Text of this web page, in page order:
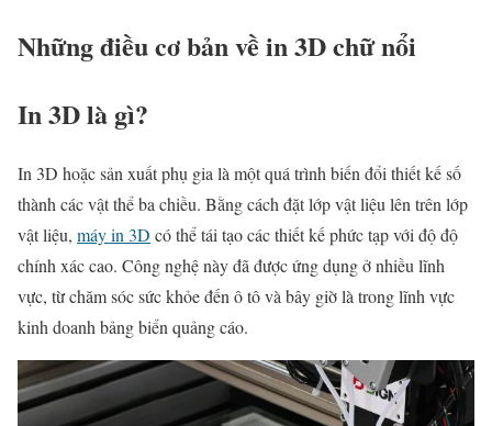
Những điều cơ bản về in 3D chữ nổi
In 3D là gì?
In 3D hoặc sản xuất phụ gia là một quá trình biến đổi thiết kế số
thành các vật thể ba chiều. Bằng cách đặt lớp vật liệu lên trên lớp
vật liệu, máy in 3D có thể tái tạo các thiết kế phức tạp với độ độ
chính xác cao. Công nghệ này đã được ứng dụng ở nhiều lĩnh
vực, từ chăm sóc sức khỏe đến ô tô và bây giờ là trong lĩnh vực
kinh doanh bảng biển quảng cáo.